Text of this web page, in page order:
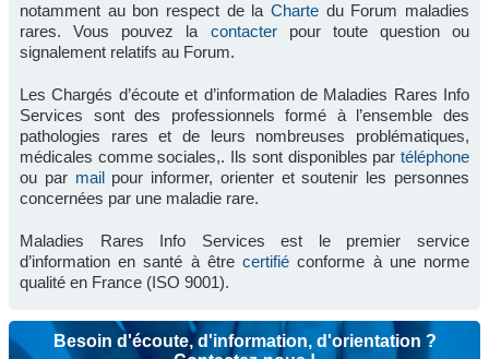
notamment au bon respect de la Charte du Forum maladies
rares. Vous pouvez la contacterpour toute question ou
signalement relatifs au Forum.
Les Chargés d’écoute et d’information de Maladies Rares Info
Services sont des professionnels formé à l’ensemble des
pathologies rares et de leurs nombreuses problématiques,
médicales comme sociales,. Ils sont disponibles par téléphone
ou par mailpour informer, orienter et soutenir les personnes
concernées par une maladie rare.
Maladies Rares Info Services est le premier service
d’information en santé à êtrecertifié conforme à une norme
qualité en France (ISO 9001).
Besoin d'écoute, d'information, d'orientation ?